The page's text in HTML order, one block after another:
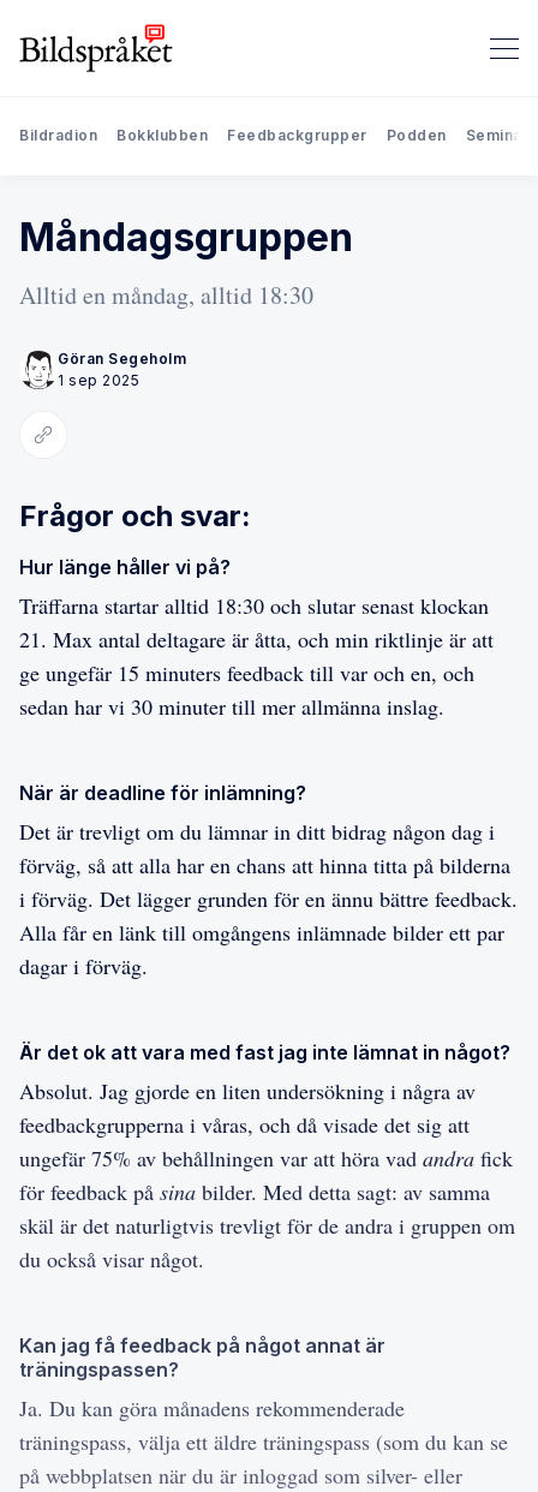
Bildradion Bokklubben Feedbackgrupper Podden
Måndagsgruppen
Alltid en måndag, alltid 18:30
Göran Segeholm
1 sep 2025
Kopiera länk
Frågor och svar:
Hur länge håller vi på?
Träffarna startar alltid 18:30 och slutar senast klockan
21. Max antal deltagare är åtta, och min riktlinje är att
ge ungefär 15 minuters feedback till var och en, och
sedan har vi 30 minuter till mer allmänna inslag.
När är deadline för inlämning?
Det är trevligt om du lämnar in ditt bidrag någon dag i
förväg, så att alla har en chans att hinna titta på bilderna
i förväg. Det lägger grunden för en ännu bättre feedback.
Alla får en länk till omgångens inlämnade bilder ett par
dagar i förväg.
Är det ok att vara med fast jag inte lämnat in något?
Absolut. Jag gjorde en liten undersökning i några av
feedbackgrupperna i våras, och då visade det sig att
ungefär 75% av behållningen var att höra vad andra fick
för feedback på sina bilder. Med detta sagt: av samma
skäl är det naturligtvis trevligt för de andra i gruppen om
du också visar något.
Kan jag få feedback på något annat är
träningspassen?
Ja. Du kan göra månadens rekommenderade
träningspass, välja ett äldre träningspass (som du kan se
på webbplatsen när du är inloggad som silver- eller